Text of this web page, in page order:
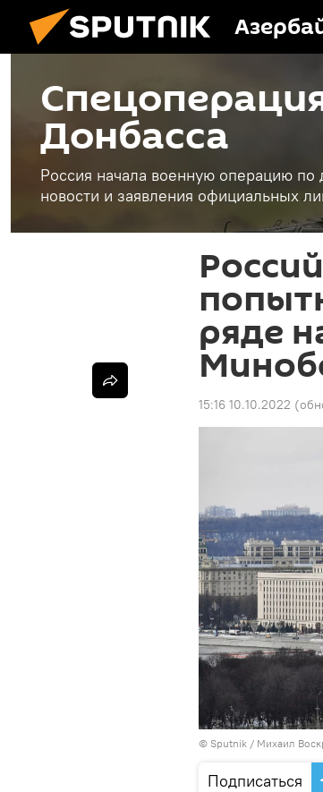
Донбасса
Россия начала военную операцию
новости и заявления официальных
ряде
15:16 10.10.2022
© Sputnik / Михаил
Подписаться